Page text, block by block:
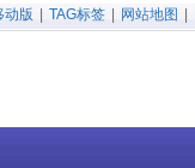
动版 TAG标签 网站地图